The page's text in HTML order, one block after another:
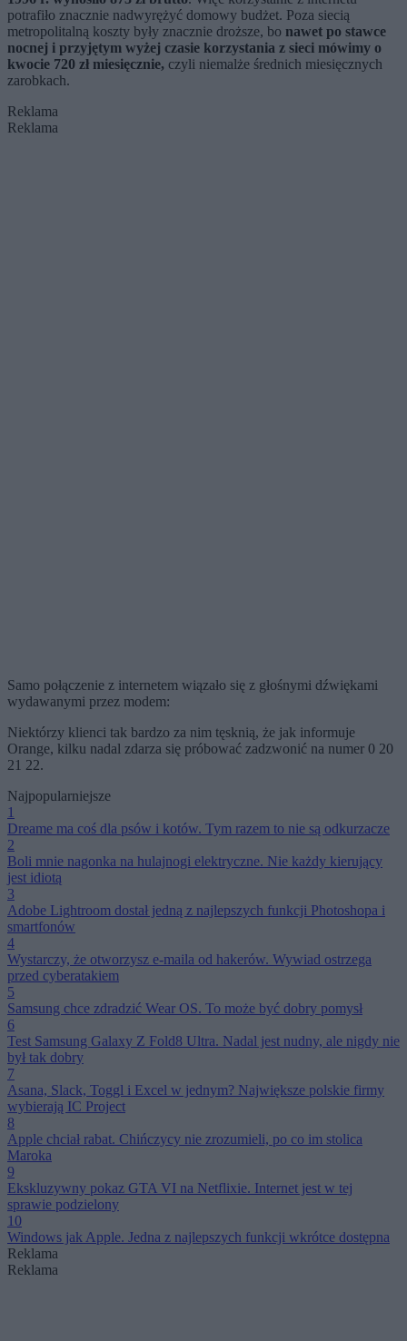
potrafiło znacznie nadwyrężyć domowy budżet. Poza siecią
metropolitalną koszty były znacznie droższe, bo nawet po stawce
nocnej i przyjętym wyżej czasie korzystania z sieci mówimy o
kwocie 720 zł miesięcznie, czyli niemalże średnich miesięcznych
zarobkach.
Reklama
Reklama
Samo połączenie z internetem wiązało się z głośnymi dźwiękami
wydawanymi przez modem:
Niektórzy klienci tak bardzo za nim tęsknią, że jak informuje
Orange, kilku nadal zdarza się próbować zadzwonić na numer 0 20
21 22.
Najpopularniejsze
1
Dreame ma coś dla psów i kotów. Tym razem to nie są odkurzacze
2
Boli mnie nagonka na hulajnogi elektryczne. Nie każdy kierujący
jest idiotą
3
Adobe Lightroom dostał jedną z najlepszych funkcji Photoshopa i
smartfonów
4
Wystarczy, że otworzysz e-maila od hakerów. Wywiad ostrzega
przed cyberatakiem
5
Samsung chce zdradzić Wear OS. To może być dobry pomysł
6
Test Samsung Galaxy Z Fold8 Ultra. Nadal jest nudny, ale nigdy nie
był tak dobry
7
Asana, Slack, Toggl i Excel w jednym? Największe polskie firmy
wybierają IC Project
8
Apple chciał rabat. Chińczycy nie zrozumieli, po co im stolica
Maroka
9
Ekskluzywny pokaz GTA VI na Netflixie. Internet jest w tej
sprawie podzielony
10
Windows jak Apple. Jedna z najlepszych funkcji wkrótce dostępna
Reklama
Reklama